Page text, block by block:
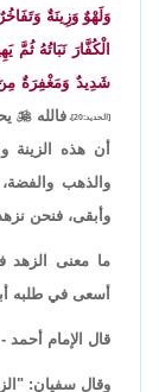
وَلَهْوٌ وَزِينَةٌ
الْكُفَّارَ نَبَاتُهُ
شَدِيدٌ وَمَغْفِرَةٌ مِنَ
[الحديد:20]، فالله
أن هذه الزينة
والذهب والفضة،
وأبقى، فنحن
ما معنى الزهد
أسعى في طلبه
قال الإمام أحمد
وقال سفيان: